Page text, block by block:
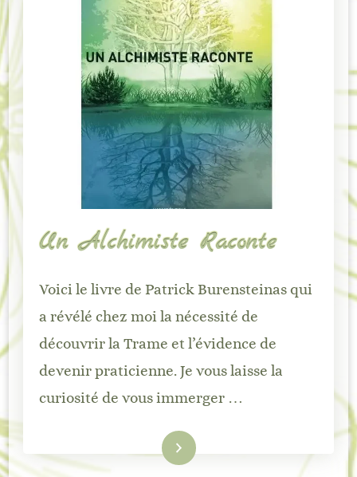
Un Alchimiste Raconte
Voici le livre de Patrick Burensteinas qui
a révélé chez moi la nécessité de
découvrir la Trame et l’évidence de
devenir praticienne. Je vous laisse la
curiosité de vous immerger …
Lire la suite